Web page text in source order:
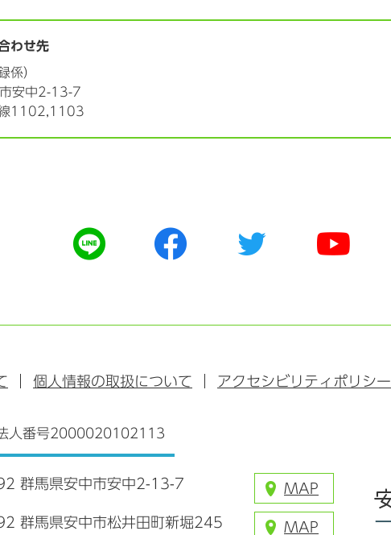
わせ先
係
安中2-13-7
1102,1103
公
式
公
式
ク
公
式
公
式
個人情報の取扱について アクセシビリティポリシー
人番号2000020102113
群馬県安中市安中2-13-7 MAP
群馬県安中市松井田町新堀245 MAP